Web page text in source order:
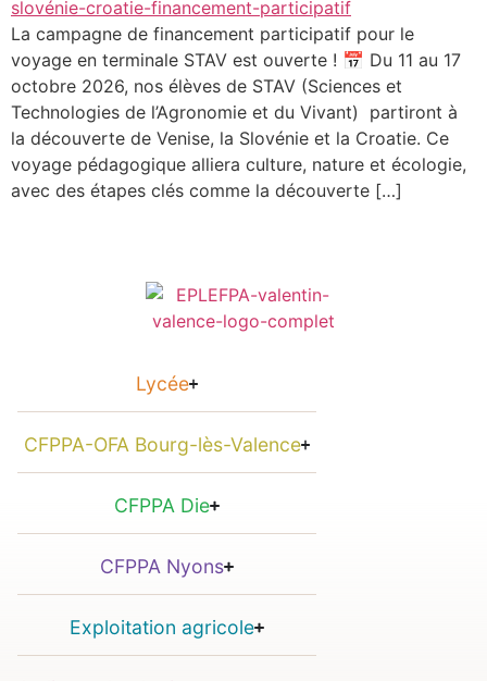
La campagne de financement participatif pour le
voyage en terminale STAV est ouverte ! 📅 Du 11 au 17
octobre 2026, nos élèves de STAV (Sciences et
Technologies de l’Agronomie et du Vivant) partiront à
la découverte de Venise, la Slovénie et la Croatie. Ce
voyage pédagogique alliera culture, nature et écologie,
avec des étapes clés comme la découverte […]
Lycée
CFPPA-OFA Bourg-lès-Valence
CFPPA Die
CFPPA Nyons
Exploitation agricole